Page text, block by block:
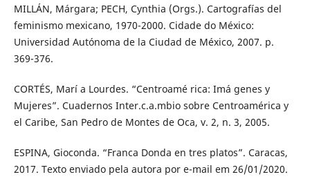
MILLÁN, Márgara; PECH, Cynthia (Orgs.). Cartografías del
feminismo mexicano, 1970-2000. Cidade do México:
Universidad Autónoma de la Ciudad de México, 2007. p.
369-376.
CORTÉS, Marí a Lourdes. “Centroamé rica: Imá genes y
Mujeres”. Cuadernos Inter.c.a.mbio sobre Centroamérica y
el Caribe, San Pedro de Montes de Oca, v. 2, n. 3, 2005.
ESPINA, Gioconda. “Franca Donda en tres platos”. Caracas,
2017. Texto enviado pela autora por e-mail em 26/01/2020.